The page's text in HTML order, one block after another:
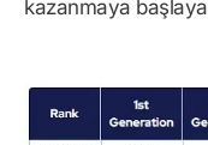
kazanmaya